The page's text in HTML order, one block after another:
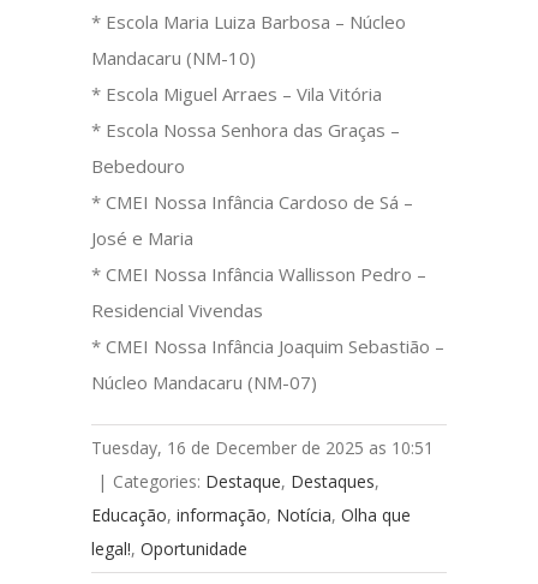
* Escola Maria Luiza Barbosa – Núcleo
Mandacaru (NM-10)
* Escola Miguel Arraes – Vila Vitória
* Escola Nossa Senhora das Graças –
Bebedouro
* CMEI Nossa Infância Cardoso de Sá –
José e Maria
* CMEI Nossa Infância Wallisson Pedro –
Residencial Vivendas
* CMEI Nossa Infância Joaquim Sebastião –
Núcleo Mandacaru (NM-07)
Tuesday, 16 de December de 2025 as 10:51
| Categories: Destaque, Destaques,
Educação,informação, Notícia,Olha que
legal!,Oportunidade